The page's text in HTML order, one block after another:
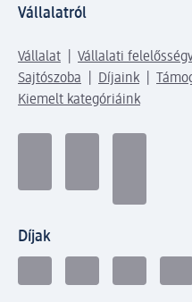
Vállalatról
Vállalat Vállalati
Sajtószoba
Díjaink
Kiemelt kategóriáink
Díjak